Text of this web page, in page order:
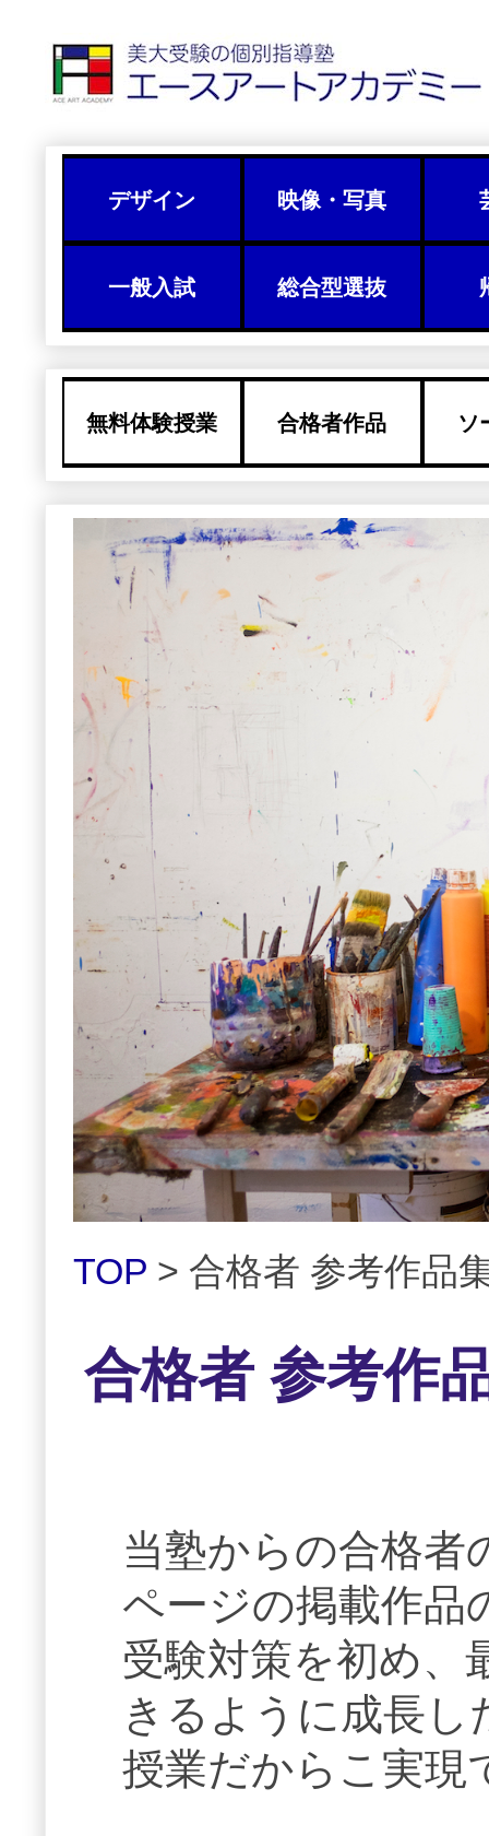
デザイン 映像・写真
一般入試 総合型選抜
無料体験授業 合格者作品 ソ
合格者 参考作
TOP > 合格者 参考作品
合格者 参考作
当塾からの合格者
ページの掲載作品
受験対策を初め、
きるように成長し
授業だからこ実現